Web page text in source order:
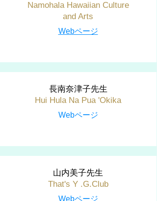
Namohala Hawaiian Culture
and Arts
Webページ
長南奈津子先生
Hui Hula Na Pua 'Okika
​Webページ
山内美子先生
That's Y .G.Club
Webページ